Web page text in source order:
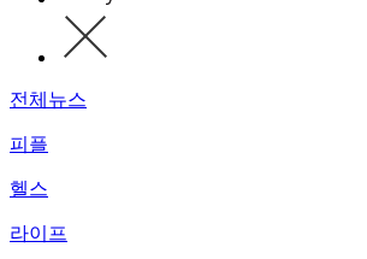
전체뉴스
피플
헬스
라이프